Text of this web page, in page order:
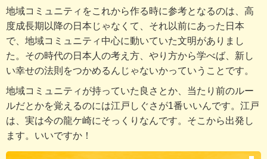
地域コミュニティをこれから作る時に参考となるのは、高
度成長期以降の日本じゃなくて、それ以前にあった日本
で、地域コミュニティ中心に動いていた文明がありまし
た。その時代の日本人の考え方、やり方から学べば、新し
い幸せの法則をつかめるんじゃないかっていうことです。
地域コミュニティが持っていた良さとか、当たり前のルー
ルだとかを覚えるのには江戸しぐさが1番いいんです。江戸
は、実は今の龍ケ崎にそっくりなんです。そこから出発し
ます。いいですか！